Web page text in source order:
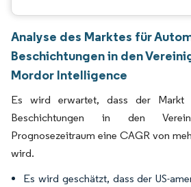
Analyse des Marktes für
Beschichtungen in den
Mordor Intelligence
Es wird erwartet, dass der Markt
Beschichtungen in den
Prognosezeitraum eine CAGR von
wird.
Es wird geschätzt, dass der US-